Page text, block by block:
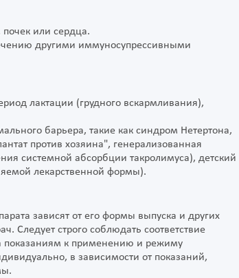
почек или сердца.
другими иммуносупрессивными
лактации (грудного вскармливания),
барьера, такие как синдром Нетертона,
против хозяина", генерализованная
системной абсорбции такролимуса), детский
лекарственной формы).
зависят от его формы выпуска и других
Следует строго соблюдать соответствие
показаниям к применению и режиму
в зависимости от показаний,